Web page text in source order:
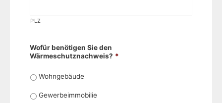
PLZ
Wofür benötigen Sie den
Wärmeschutznachweis? *
Wohngebäude
Gewerbeimmobilie